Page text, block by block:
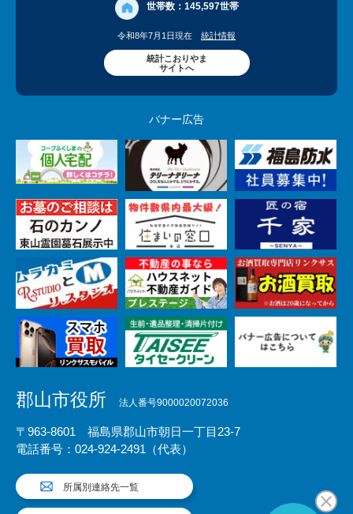
世帯数： 145,597世帯
令和8年7月1日現在 統計情報
統計こおりやま
サイトへ
バナー広告
郡山市役所 法人番号9000020072036
〒963-8601 福島県郡山市朝日一丁目23-7
電話番号：024-924-2491（代表）
所属別連絡先一覧